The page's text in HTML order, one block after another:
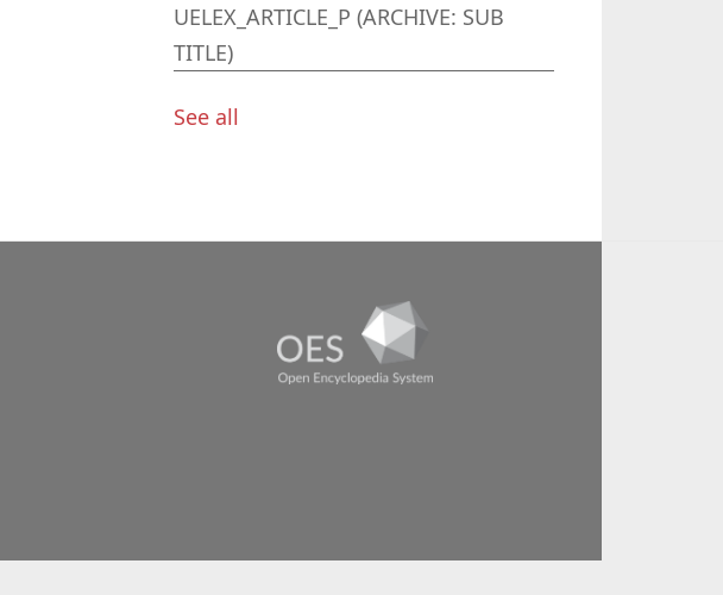
UELEX_ARTICLE_P (ARCHIVE: SUB
TITLE)
See all